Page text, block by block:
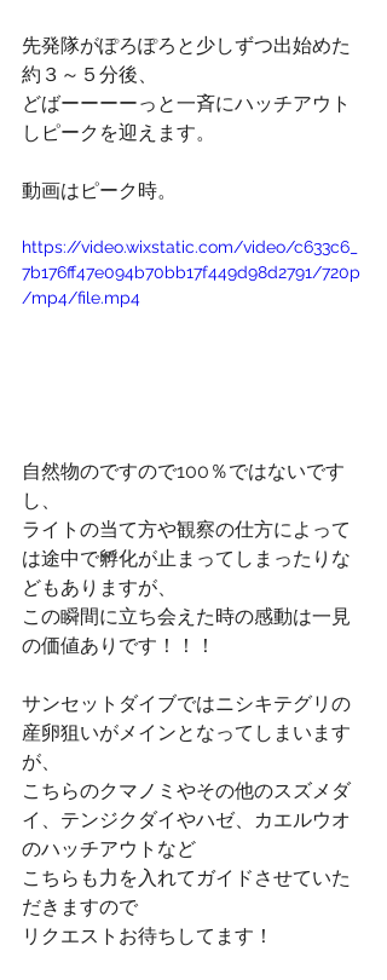
先発隊がぽろぽろと少しずつ出始めた
約３～５分後、
どばーーーーっと一斉にハッチアウト
しピークを迎えます。
動画はピーク時。
https://video.wixstatic.com/video/c633c6_
7b176ff47e094b70bb17f449d98d2791/720p
/mp4/file.mp4
自然物のですので100％ではないです
し、
ライトの当て方や観察の仕方によって
は途中で孵化が止まってしまったりな
どもありますが、
この瞬間に立ち会えた時の感動は一見
の価値ありです！！！
サンセットダイブではニシキテグリの
産卵狙いがメインとなってしまいます
が、
こちらのクマノミやその他のスズメダ
イ、テンジクダイやハゼ、カエルウオ
のハッチアウトなど
こちらも力を入れてガイドさせていた
だきますので
リクエストお待ちしてます！